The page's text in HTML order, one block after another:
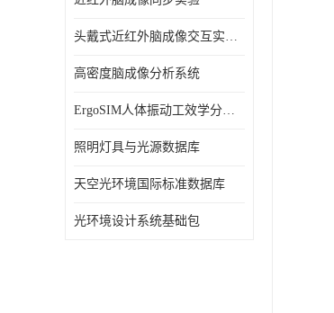
头戴式近红外脑成像交互实验室
高密度脑成像分析系统
ErgoSIM人体振动工效学分析系统
照明灯具与光源数据库
天空光环境国际标准数据库
光环境设计系统基础包